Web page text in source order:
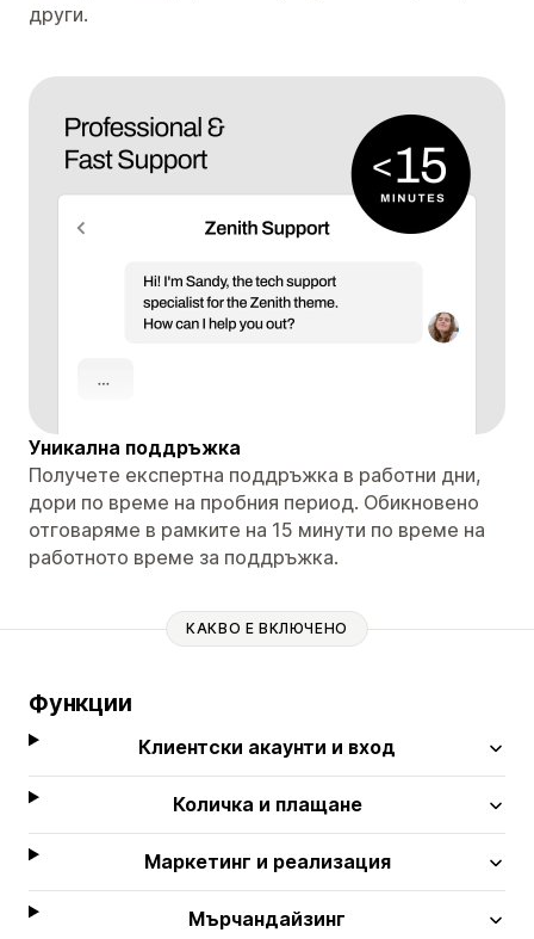
други.
Уникална поддръжка
Получете експертна поддръжка в работни дни,
дори по време на пробния период. Обикновено
отговаряме в рамките на 15 минути по време на
работното време за поддръжка.
КАКВО Е ВКЛЮЧЕНО
Функции
Клиентски акаунти и вход
Количка и плащане
Маркетинг и реализация
Мърчандайзинг